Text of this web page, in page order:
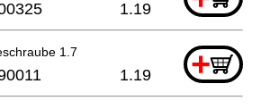
1.19
1.7 +
1.19